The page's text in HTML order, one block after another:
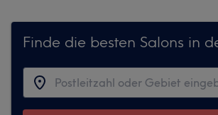
Finde die besten Salons in